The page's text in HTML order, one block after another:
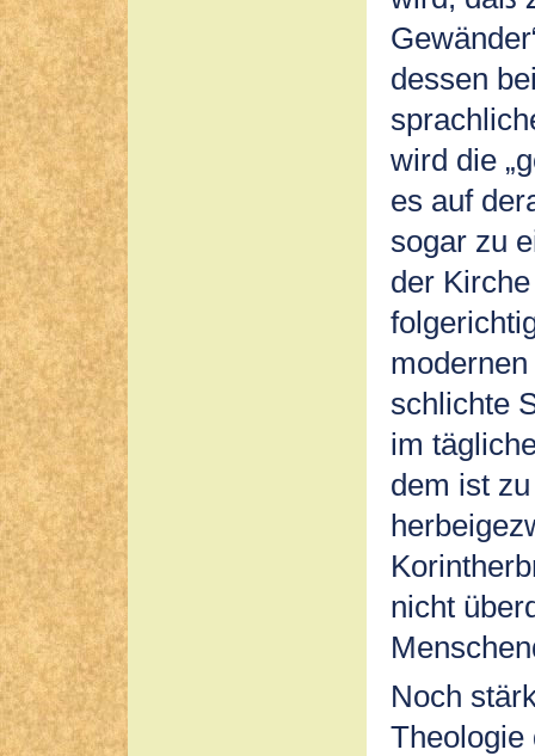
dessen
wird die
es auf
sogar zu
der
schlichte
im
dem ist
nicht
Noch
Theologie